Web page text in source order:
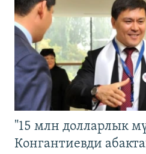
"15 млн долларлык
Конгантиевди